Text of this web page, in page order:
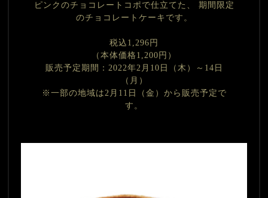
ピンクのチョコレートコポで仕立てた、 期間限定
のチョコレートケーキです。
税込1,296円
（本体価格1,200円）
販売予定期間：2022年2月10日（木）～14日
（月）
※一部の地域は2月11日（金）から販売予定で
す。